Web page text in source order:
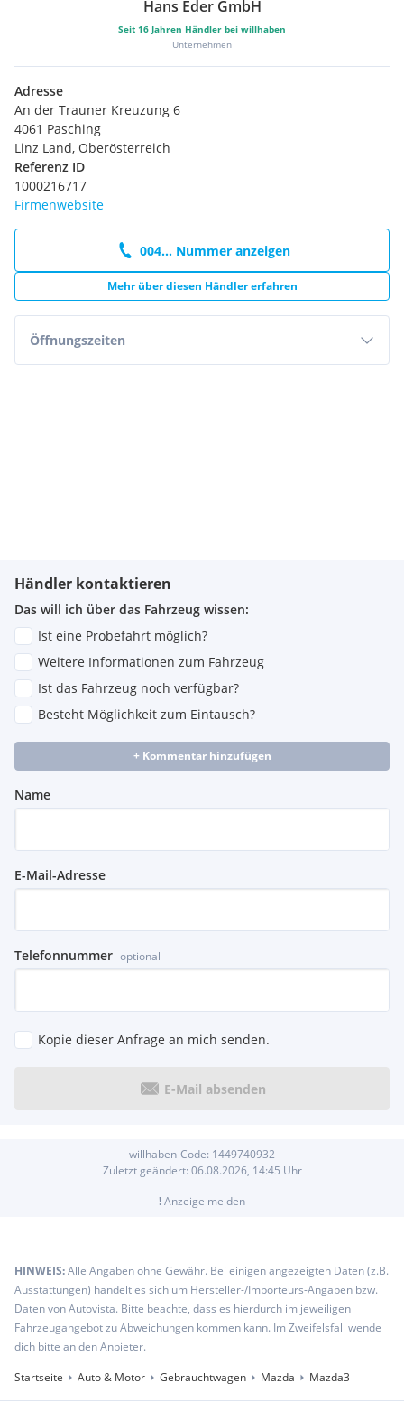
Hans Eder GmbH
Seit 16 Jahren Händler bei willhaben
Unternehmen
Adresse
An der Trauner Kreuzung 6
4061 Pasching
Linz Land, Oberösterreich
Referenz ID
1000216717
Firmenwebsite
004... Nummer anzeigen
Mehr über diesen Händler erfahren
Öffnungszeiten
Händler kontaktieren
Das will ich über das Fahrzeug wissen:
Ist eine Probefahrt möglich?
Weitere Informationen zum Fahrzeug
Ist das Fahrzeug noch verfügbar?
Besteht Möglichkeit zum Eintausch?
+ Kommentar hinzufügen
Name
E-Mail-Adresse
Telefonnummer optional
Kopie dieser Anfrage an mich senden.
E-Mail absenden
willhaben-Code: 1449740932
Zuletzt geändert: 06.08.2026, 14:45 Uhr
!Anzeige melden
HINWEIS:Alle Angaben ohne Gewähr. Bei einigen angezeigten Daten (z.B.
Ausstattungen) handelt es sich um Hersteller-/Importeurs-Angaben bzw.
Daten von Autovista. Bitte beachte, dass es hierdurch im jeweiligen
Fahrzeugangebot zu Abweichungen kommen kann. Im Zweifelsfall wende
dich bitte an den Anbieter.
Startseite
Auto & Motor Gebrauchtwagen Mazda Mazda3